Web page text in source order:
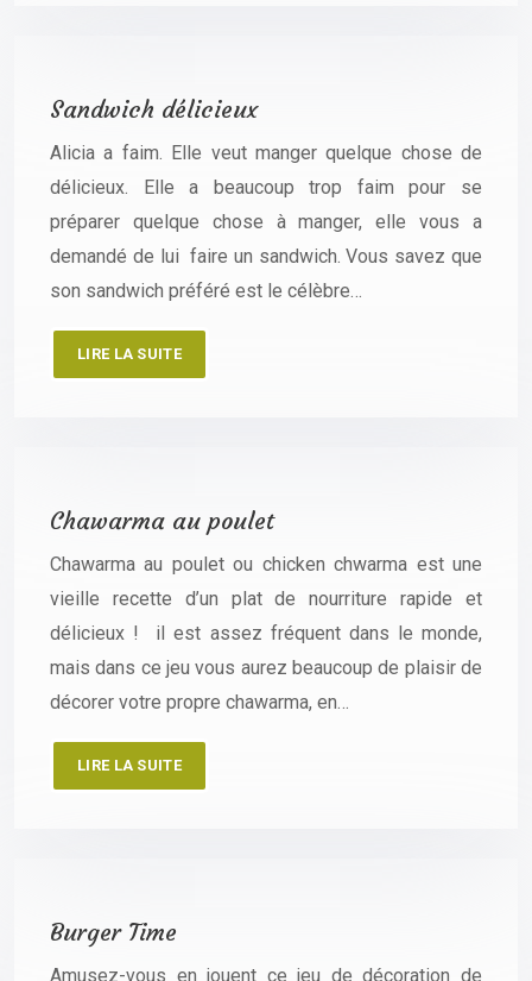
Sandwich délicieux
Alicia a faim. Elle veut manger quelque chose de
délicieux. Elle a beaucoup trop faim pour se
préparer quelque chose à manger, elle vous a
demandé de lui faire un sandwich. Vous savez que
son sandwich préféré est le célèbre…
LIRE LA SUITE
Chawarma au poulet
Chawarma au poulet ou chicken chwarma est une
vieille recette d’un plat de nourriture rapide et
délicieux ! il est assez fréquent dans le monde,
mais dans ce jeu vous aurez beaucoup de plaisir de
décorer votre propre chawarma, en…
LIRE LA SUITE
Burger Time
Amusez-vous en jouent ce jeu de décoration de